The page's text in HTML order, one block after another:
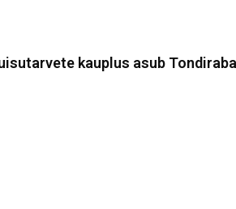
kauplus asub